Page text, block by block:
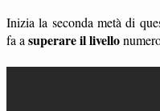
Inizia la seconda metà di
fa a superare il livello